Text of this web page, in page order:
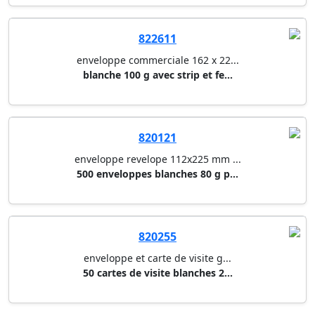
822611
enveloppe commerciale 162 x 22...
blanche 100 g avec strip et fe...
820121
enveloppe revelope 112x225 mm ...
500 enveloppes blanches 80 g p...
820255
enveloppe et carte de visite g...
50 cartes de visite blanches 2...